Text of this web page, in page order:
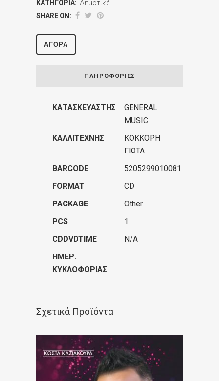
ΚΑΤΗΓΟΡΊΑ: Δημοτικά
SHARE ON:
ΑΓΟΡΆ
ΠΛΗΡΟΦΟΡΊΕΣ
ΚΑΤΑΣΚΕΥΑΣΤΉΣ
GENERAL
MUSIC
ΚΑΛΛΙΤΈΧΝΗΣ
ΚΟΚΚΟΡΗ
ΓΙΩΤΑ
BARCODE
5205299010081
FORMAT
CD
PACKAGE
Other
PCS
1
CDDVDTIME
N/A
ΗΜΕΡ.
ΚΥΚΛΟΦΟΡΊΑΣ
Σχετικά Προϊόντα